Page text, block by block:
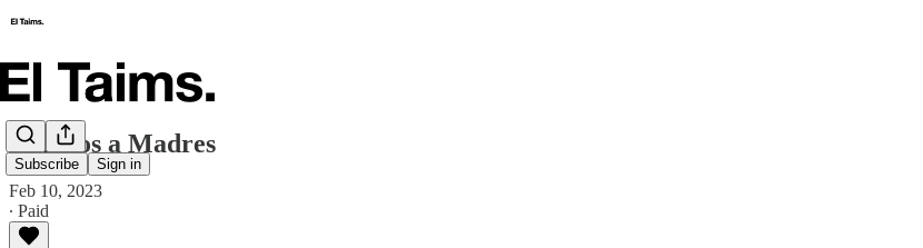
Subscribe Sign in
Inflados a Madres
Feb 10, 2023
∙ Paid